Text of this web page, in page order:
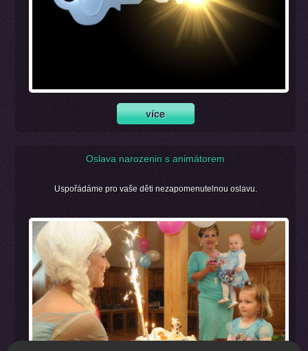
Oslava narozenin s animátorem
Uspořádáme pro vaše děti nezapomenutelnou oslavu.